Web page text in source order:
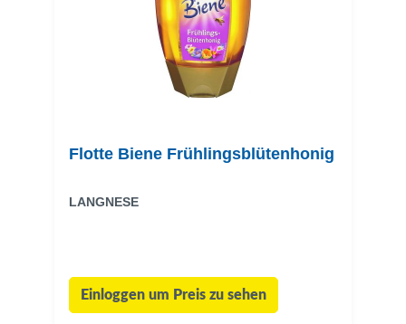
Flotte Biene Frühlingsblütenhonig
LANGNESE
Einloggen um Preis zu sehen